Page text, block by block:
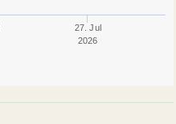
27. Jul
2026